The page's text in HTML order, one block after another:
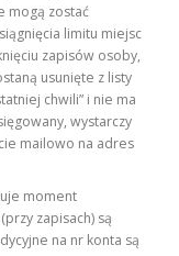
mogą zostać
limitu miejsc
zapisów osoby,
usunięte z listy
chwili” i nie ma
wystarczy
mailowo na adres
moment
zapisach) są
na nr konta są